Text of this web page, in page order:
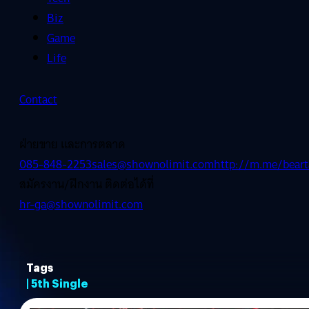
Biz
Game
Life
Contact
ฝ่ายขาย และการตลาด
085-848-2253sales@shownolimit.comhttp://m.me/
สมัครงาน/ฝึกงาน ติดต่อได้ที่
hr-ga@shownolimit.com
Tags
| 5th Single